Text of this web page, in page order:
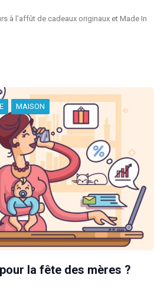
à l’affût de cadeaux originaux et Made In
MAISON
la fête des mères ?